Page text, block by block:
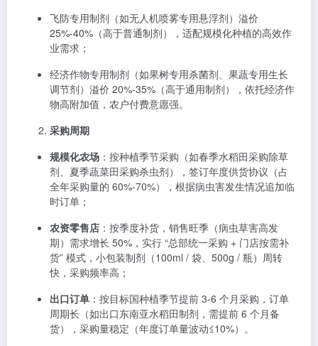
飞防专用制剂（如无人机喷雾专用悬浮剂）溢价
25%-40%（高于普通制剂），适配规模化种植的高效作
业需求；
经济作物专用制剂（如果树专用杀菌剂、果蔬专用生长
调节剂）溢价 20%-35%（高于通用制剂），依托经济作
物高附加值，农户付费意愿强。
采购周期
规模化农场 ：按种植季节采购（如春季水稻田采购除草
剂、夏季蔬菜田采购杀虫剂），签订年度供货协议（占
全年采购量的 60%-70%），根据病虫害发生情况追加临
时订单；
农资零售店 ：按季度补货，销售旺季（病虫草害高发
期）需求增长 50%，实行 “总部统一采购 + 门店按需补
货” 模式，小包装制剂（100ml / 袋、500g / 瓶）周转
快，采购频率高；
出口订单 ：按目标国种植季节提前 3-6 个月采购，订单
周期长（如出口东南亚水稻田制剂，需提前 6 个月备
货），采购量稳定（年度订单量波动≤10%）。